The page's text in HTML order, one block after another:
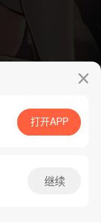
App免费看
费看打开APP
继续